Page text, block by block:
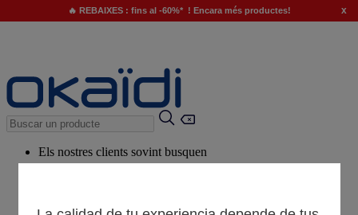
🔥 REBAIXES : fins al -60%* ! Encara més productes! x
Els nostres clients sovint busquen
El nostre consell